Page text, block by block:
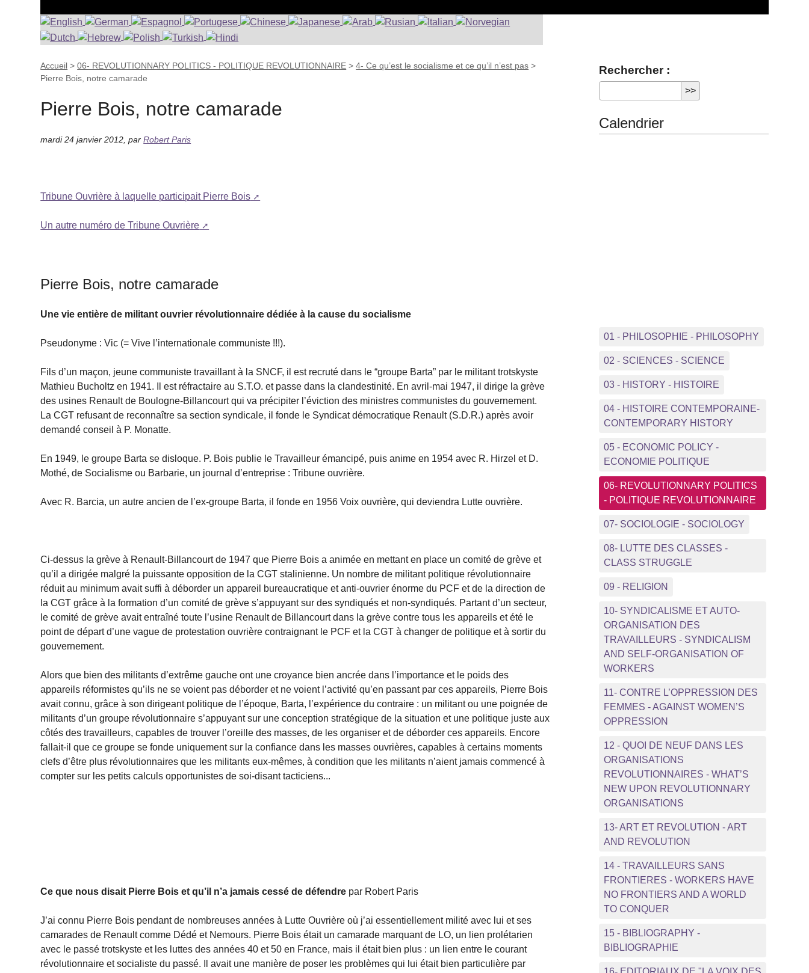
Accueil >06- REVOLUTIONNARY POLITICS - POLITIQUE REVOLUTIONNAIRE >4- Ce qu’est le socialisme et ce qu’il n’est pas >
Pierre Bois, notre camarade
Pierre Bois, notre camarade
mardi 24 janvier 2012 ,parRobert Paris
Tribune Ouvrière à laquelle participait Pierre Bois
Un autre numéro de Tribune Ouvrière
Pierre Bois, notre camarade
Une vie entière de militant ouvrier révolutionnaire dédiée à la cause du socialisme
Pseudonyme : Vic (= Vive l’internationale communiste !!!).
Fils d’un maçon, jeune communiste travaillant à la SNCF, il est recruté dans le “groupe Barta” par le militant trotskyste
Mathieu Bucholtz en 1941. Il est réfractaire au S.T.O. et passe dans la clandestinité. En avril-mai 1947, il dirige la grève
des usines Renault de Boulogne-Billancourt qui va précipiter l’éviction des ministres communistes du gouvernement.
La CGT refusant de reconnaître sa section syndicale, il fonde le Syndicat démocratique Renault (S.D.R.) après avoir
demandé conseil à P. Monatte.
En 1949, le groupe Barta se disloque. P. Bois publie le Travailleur émancipé, puis anime en 1954 avec R. Hirzel et D.
Mothé, de Socialisme ou Barbarie, un journal d’entreprise : Tribune ouvrière.
Avec R. Barcia, un autre ancien de l’ex-groupe Barta, il fonde en 1956 Voix ouvrière, qui deviendra Lutte ouvrière.
Ci-dessus la grève à Renault-Billancourt de 1947 que Pierre Bois a animée en mettant en place un comité de grève et
qu’il a dirigée malgré la puissante opposition de la CGT stalinienne. Un nombre de militant politique révolutionnaire
réduit au minimum avait suffi à déborder un appareil bureaucratique et anti-ouvrier énorme du PCF et de la direction de
la CGT grâce à la formation d’un comité de grève s’appuyant sur des syndiqués et non-syndiqués. Partant d’un secteur,
le comité de grève avait entraîné toute l’usine Renault de Billancourt dans la grève contre tous les appareils et été le
point de départ d’une vague de protestation ouvrière contraignant le PCF et la CGT à changer de politique et à sortir du
gouvernement.
Alors que bien des militants d’extrême gauche ont une croyance bien ancrée dans l’importance et le poids des
appareils réformistes qu’ils ne se voient pas déborder et ne voient l’activité qu’en passant par ces appareils, Pierre Bois
avait connu, grâce à son dirigeant politique de l’époque, Barta, l’expérience du contraire : un militant ou une poignée de
militants d’un groupe révolutionnaire s’appuyant sur une conception stratégique de la situation et une politique juste aux
côtés des travailleurs, capables de trouver l’oreille des masses, de les organiser et de déborder ces appareils. Encore
fallait-il que ce groupe se fonde uniquement sur la confiance dans les masses ouvrières, capables à certains moments
clefs d’être plus révolutionnaires que les militants eux-mêmes, à condition que les militants n’aient jamais commencé à
compter sur les petits calculs opportunistes de soi-disant tacticiens...
Ce que nous disait Pierre Bois et qu’il n’a jamais cessé de défendre par Robert Paris
J’ai connu Pierre Bois pendant de nombreuses années à Lutte Ouvrière où j’ai essentiellement milité avec lui et ses
camarades de Renault comme Dédé et Nemours. Pierre Bois était un camarade marquant de LO, un lien prolétarien
avec le passé trotskyste et les luttes des années 40 et 50 en France, mais il était bien plus : un lien entre le courant
révolutionnaire et socialiste du passé. Il avait une manière de poser les problèmes qui lui était bien particulière par
Rechercher :
Calendrier
01 - PHILOSOPHIE - PHILOSOPHY
02 - SCIENCES - SCIENCE
03 - HISTORY - HISTOIRE
04 - HISTOIRE CONTEMPORAINE-
CONTEMPORARY HISTORY
05 - ECONOMIC POLICY -
ECONOMIE POLITIQUE
06- REVOLUTIONNARY POLITICS
- POLITIQUE REVOLUTIONNAIRE
07- SOCIOLOGIE - SOCIOLOGY
08- LUTTE DES CLASSES -
CLASS STRUGGLE
09 - RELIGION
10- SYNDICALISME ET AUTO-
ORGANISATION DES
TRAVAILLEURS - SYNDICALISM
AND SELF-ORGANISATION OF
WORKERS
11- CONTRE L’OPPRESSION DES
FEMMES - AGAINST WOMEN’S
OPPRESSION
12 - QUOI DE NEUF DANS LES
ORGANISATIONS
REVOLUTIONNAIRES - WHAT’S
NEW UPON REVOLUTIONNARY
ORGANISATIONS
13- ART ET REVOLUTION - ART
AND REVOLUTION
14 - TRAVAILLEURS SANS
FRONTIERES - WORKERS HAVE
NO FRONTIERS AND A WORLD
TO CONQUER
15 - BIBLIOGRAPHY -
BIBLIOGRAPHIE